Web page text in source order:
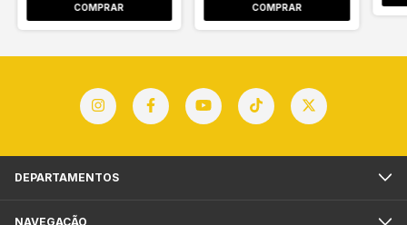
COMPRAR COMPRAR
DEPARTAMENTOS
NAVEGAÇÃO